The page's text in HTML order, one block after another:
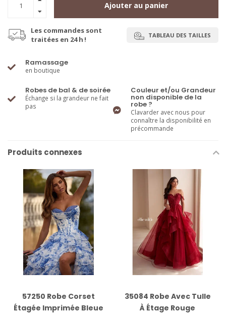
Ajouter au panier
Les commandes sont
traitées en 24 h !
TABLEAU DES TAILLES
Ramassage
en boutique
Robes de bal & de soirée
Échange si la grandeur ne fait
pas
Couleur et/ou Grandeur
non disponible de la
robe ?
Clavarder avec nous pour
connaître la disponibilité en
précommande
Produits connexes
57250 Robe Corset
Étagée Imprimée Bleue
35084 Robe Avec Tulle
À Étage Rouge